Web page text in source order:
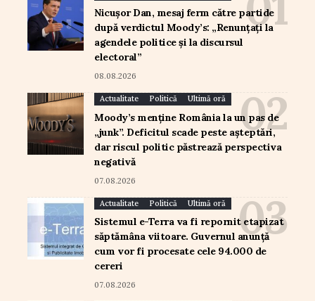
Nicușor Dan, mesaj ferm către partide
după verdictul Moody’s: „Renunțați la
agendele politice și la discursul
electoral”
08.08.2026
Actualitate Politică Ultimă oră
Moody’s menține România la un pas de
„junk”. Deficitul scade peste așteptări,
dar riscul politic păstrează perspectiva
negativă
07.08.2026
Actualitate Politică Ultimă oră
Sistemul e-Terra va fi repornit etapizat
săptămâna viitoare. Guvernul anunță
cum vor fi procesate cele 94.000 de
cereri
07.08.2026